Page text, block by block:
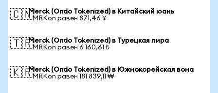
🇨🇳Merck (Ondo Tokenized) в Китайский юань
1 MRKon равен 871,46 ¥
🇹🇷Merck (Ondo Tokenized) в Турецкая лира
1 MRKon равен 6 160,61 ₺
🇰🇷Merck (Ondo Tokenized) в Южнокорейская вона
1 MRKon равен 181 839,11 ₩